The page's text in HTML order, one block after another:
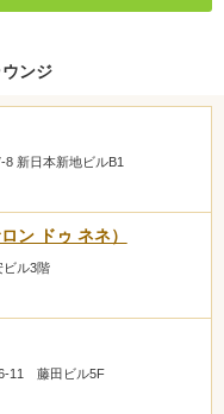
ンジ
8 新日本新地ビルB1
ン ドゥ ネネ）
ビル3階
11 藤田ビル5F